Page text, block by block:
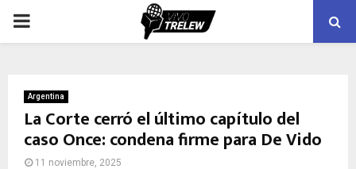
PRIMARY
Argentina
La Corte cerró el último capítulo del
caso Once: condena firme para De Vido
11 noviembre, 2025